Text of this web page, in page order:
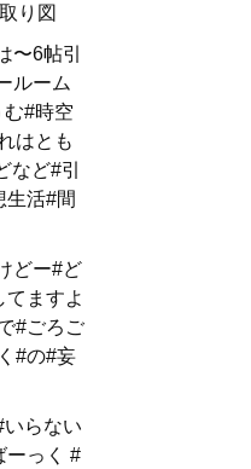
り図
〜6帖引
ルーム
#時空
はとも
ど#引
生活#間
どー#ど
てますよ
#ごろご
#の#妄
らない
ーっく #